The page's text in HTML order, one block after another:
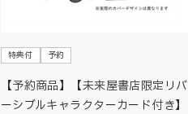
特典付 予約
【予約商品】【未来屋書店限定リバ
ーシブルキャラクターカード付き】